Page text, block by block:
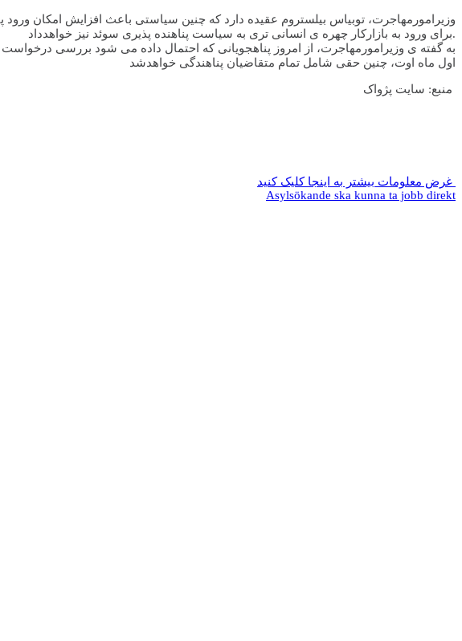
وزیرامورمهاجرت، توبیاس بیلستروم عقیده دارد که چنین سیاستی باعث افزایش امکان ورود
برای ورود به بازارکار چهره ی انسانی تری به سیاست پناهنده پذیری سوئد نیز خواهدداد.
به گفته ی وزیرامورمهاجرت، از امروز پناهجویانی که احتمال داده می شود بررسی درخواست
اول ماه اوت، چنین حقی شامل تمام متقاضیان پناهندگی خواهدشد
Asylsökande ska kunna ta jobb direkt